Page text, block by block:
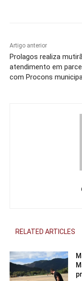
Artigo anterior
Prolagos realiza
atendimento em
com Procons
RELATED ARTICLES